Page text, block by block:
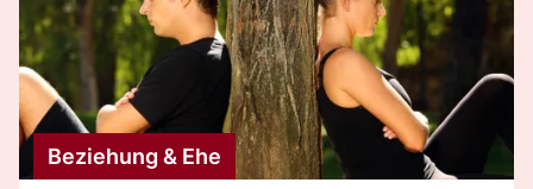
Beziehung & Ehe